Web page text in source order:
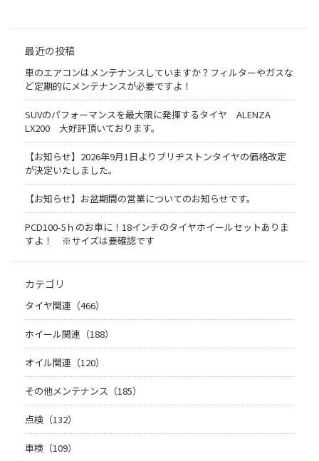
最近の投稿
車のエアコンはメンテナンスしていますか？フィルターやガスな
ど定期的にメンテナンスが必要ですよ！
SUVのパフォーマンスを最大限に発揮するタイヤ ALENZA
LX200 大好評頂いております。
【お知らせ】2026年9月1日よりブリヂストンタイヤの価格改定
が決定いたしました。
【お知らせ】お盆期間の営業についてのお知らせです。
PCD100-5ｈのお車に！18インチのタイヤホイールセットありま
すよ！ ※サイズは要確認です
カテゴリ
タイヤ関連（466）
ホイール関連（188）
オイル関連（120）
その他メンテナンス（185）
点検（132）
車検（109）